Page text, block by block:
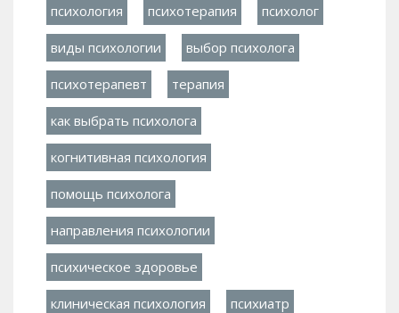
психология психотерапия психолог
виды психологии выбор психолога
психотерапевт терапия
как выбрать психолога
когнитивная психология
помощь психолога
направления психологии
психическое здоровье
клиническая психология психиатр